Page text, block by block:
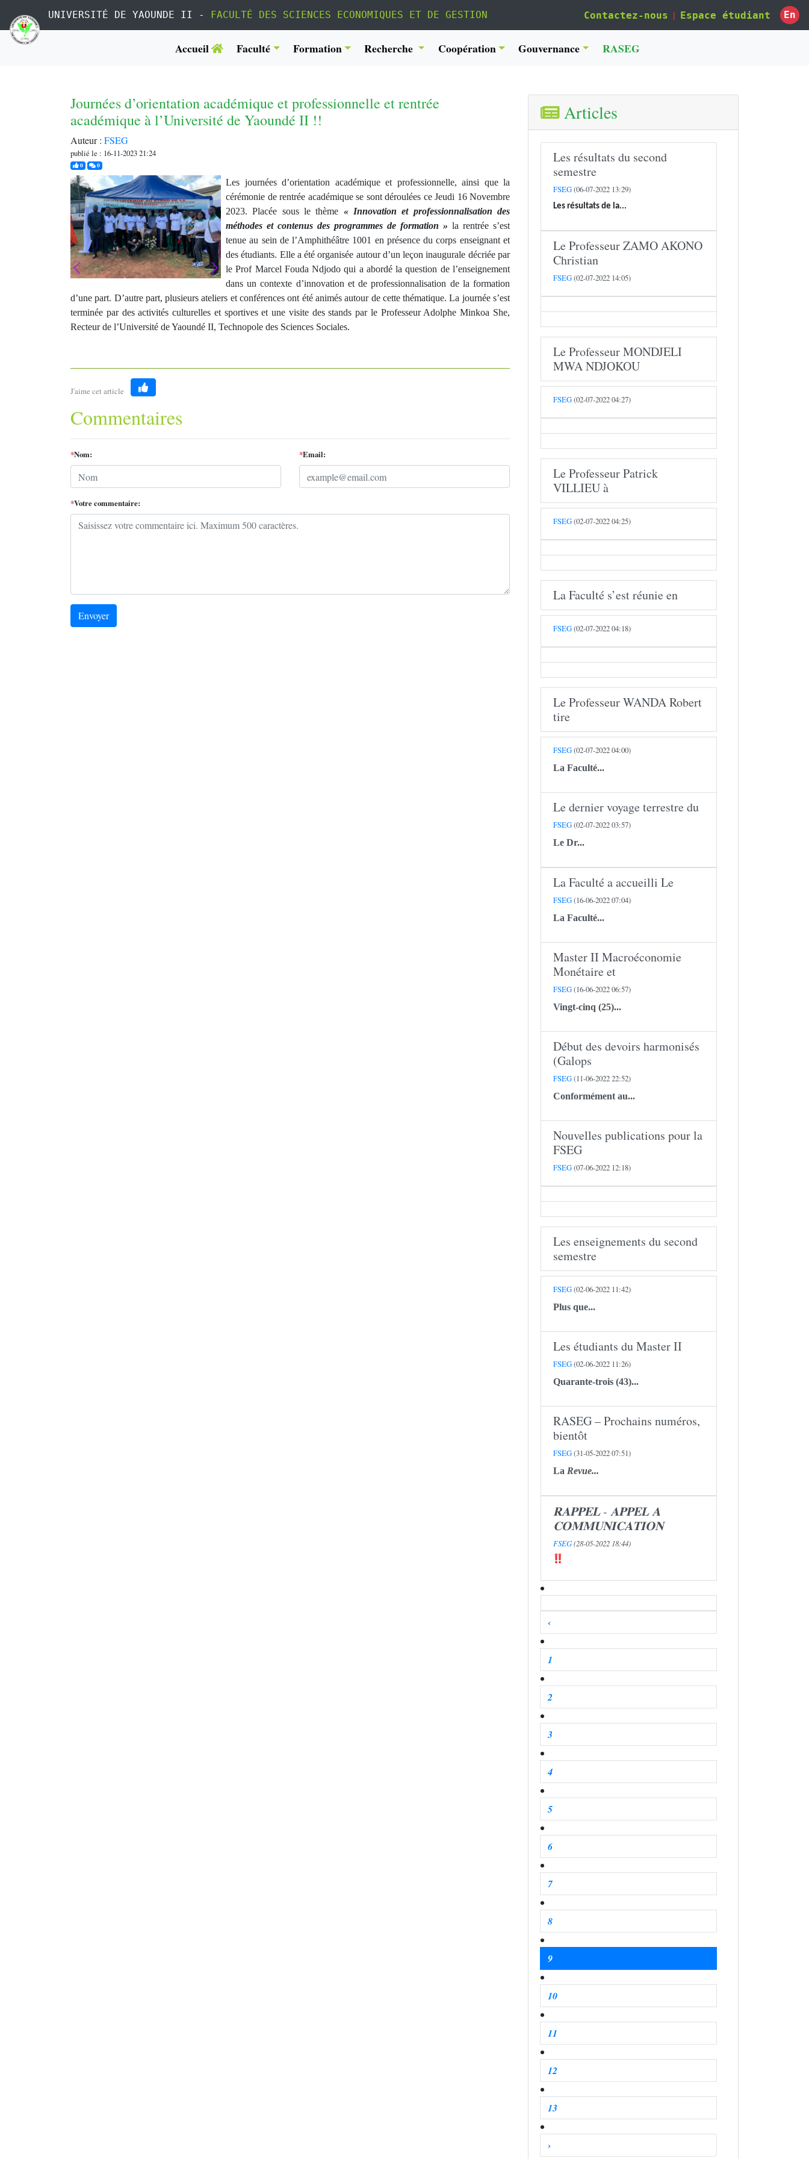
UNIVERSITÉ DE YAOUNDE II - FACULTÉ DES SCIENCES ECONOMIQUES ET DE GESTION Contactez-nous | Espace étudiant En
Accueil Faculté Formation Recherche Coopération Gouvernance RASEG
Journées d’orientation académique et professionnelle et rentrée
académique à l’Université de Yaoundé II !!
Auteur : FSEG
publié le : 16-11-2023 21:24
0j'aime0commentaires
Les journées d’orientation académique et professionnelle, ainsi que la
cérémonie de rentrée académique se sont déroulées ce Jeudi 16 Novembre
2023. Placée sous le thème « Innovation et professionnalisation des
méthodes et contenus des programmes de formation » la rentrée s’est
tenue au sein de l’Amphithéâtre 1001 en présence du corps enseignant et
des étudiants. Elle a été organisée autour d’un leçon inaugurale décriée par
le Prof Marcel Fouda Ndjodo qui a abordé la question de l’enseignement
dans un contexte d’innovation et de professionnalisation de la formation
d’une part. D’autre part, plusieurs ateliers et conférences ont été animés autour de cette thématique. La journée s’est
terminée par des activités culturelles et sportives et une visite des stands par le Professeur Adolphe Minkoa She,
Recteur de l’Université de Yaoundé II, Technopole des Sciences Sociales.
J'aime cet article
Like
Commentaires
*Nom: *Email:
*Votre commentaire:
Envoyer
Articles
Les résultats du second
semestre
FSEG(06-07-2022 13:29)
Les résultats de la...
Le Professeur ZAMO AKONO
Christian
FSEG(02-07-2022 14:05)
Le Professeur MONDJELI
MWA NDJOKOU
FSEG(02-07-2022 04:27)
Le Professeur Patrick
VILLIEU à
FSEG(02-07-2022 04:25)
La Faculté s’est réunie en
FSEG(02-07-2022 04:18)
Le Professeur WANDA Robert
tire
FSEG(02-07-2022 04:00)
La Faculté...
Le dernier voyage terrestre du
FSEG(02-07-2022 03:57)
Le Dr...
La Faculté a accueilli Le
FSEG(16-06-2022 07:04)
La Faculté...
Master II Macroéconomie
Monétaire et
FSEG(16-06-2022 06:57)
Vingt-cinq (25)...
Début des devoirs harmonisés
(Galops
FSEG(11-06-2022 22:52)
Conformément au...
Nouvelles publications pour la
FSEG
FSEG(07-06-2022 12:18)
Les enseignements du second
semestre
FSEG(02-06-2022 11:42)
Plus que...
Les étudiants du Master II
FSEG(02-06-2022 11:26)
Quarante-trois (43)...
RASEG – Prochains numéros,
bientôt
FSEG(31-05-2022 07:51)
La Revue...
𝐑𝐀𝐏𝐏𝐄𝐋 - 𝐀𝐏𝐏𝐄𝐋 𝐀
𝐂𝐎𝐌𝐌𝐔𝐍𝐈𝐂𝐀𝐓𝐈𝐎𝐍
FSEG(28-05-2022 18:44)
‹
1
2
3
4
5
6
7
8
9
10
11
12
13
›